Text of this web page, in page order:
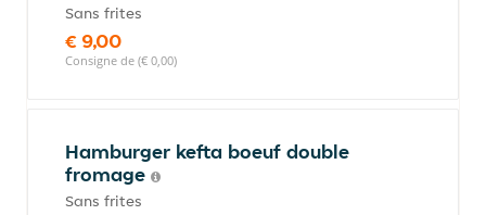
Sans frites
€ 9,00
Consigne de (€ 0,00)
Hamburger kefta boeuf double
fromage
Sans frites